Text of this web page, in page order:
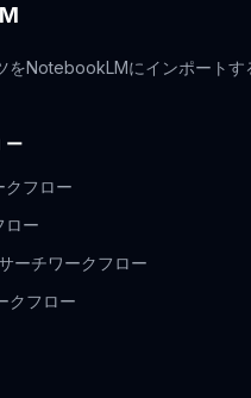
をNotebookLMにインポートす
ー
クフロー
ロー
ーチワークフロー
クフロー